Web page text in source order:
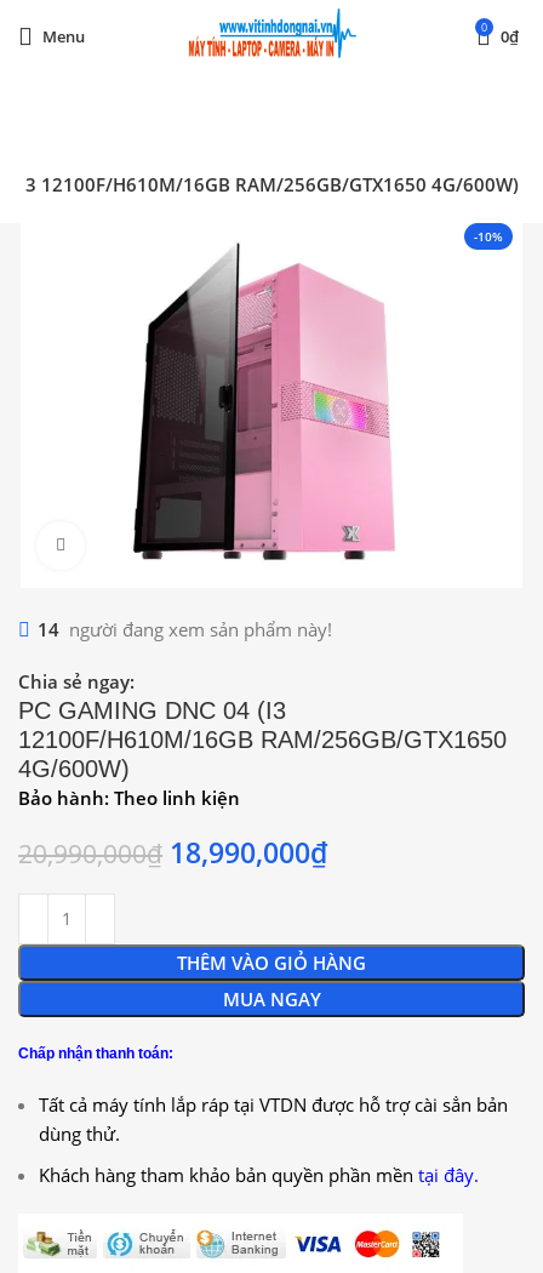
Menu 0 0₫
(I3 12100F/H610M/16GB RAM/256GB/GTX1650 4G/600W)
-10%
Click to enlarge
14 người đang xem sản phẩm này!
Chia sẻ ngay:
PC GAMING DNC 04 (I3
12100F/H610M/16GB RAM/256GB/GTX1650
4G/600W)
Bảo hành: Theo linh kiện
20,990,000₫ 18,990,000₫
THÊM VÀO GIỎ HÀNG
MUA NGAY
Chấp nhận thanh toán:
Tất cả máy tính lắp ráp tại VTDN được hỗ trợ cài sẳn bản
dùng thử.
Khách hàng tham khảo bản quyền phần mền tại đây.